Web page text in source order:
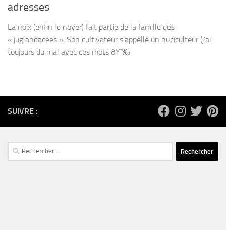
adresses
La noix (enfin le noyer) fait partie de la famille des
« juglandacées ». Son cultivateur s’appelle un nuciculteur (j’ai
toujours du mal avec ces mots ðŸ˜‰
SUIVRE :
Rechercher :